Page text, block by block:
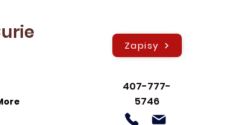
Zapisy
407-777-
5746